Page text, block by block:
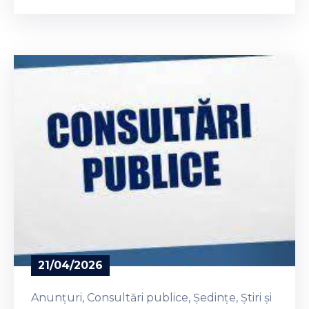
21/04/2026
Anunțuri‚ Consultări publice‚ Ședințe‚ Știri și